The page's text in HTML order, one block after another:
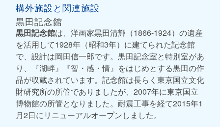
構外施設と関連施設
黒田記念館
黒田記念館は、洋画家黒田清輝（1866-1924）の遺産
を活用して1928年（昭和3年）に建てられた記念館
で、設計は岡田信一郎です。黒田記念室と特別室があ
り、『湖畔』『智・感・情』をはじめとする黒田の作
品が収蔵されています。記念館は長らく東京国立文化
財研究所の所管でありましたが、2007年に東京国立
博物館の所管となりました。耐震工事を経て2015年1
月2日にリニューアルオープンしました。